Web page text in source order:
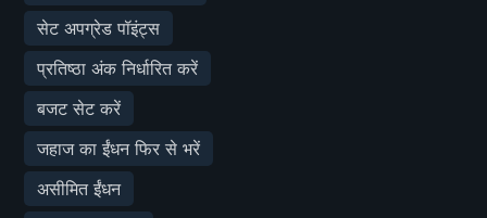
सेट अपग्रेड पॉइंट्स
प्रतिष्ठा अंक निर्धारित करें
बजट सेट करें
जहाज का ईंधन फिर से भरें
असीमित ईंधन